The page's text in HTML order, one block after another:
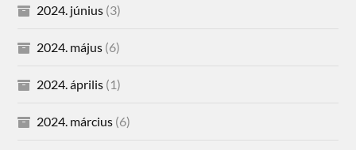
2024. június (3)
2024. május (6)
2024. április (1)
2024. március (6)